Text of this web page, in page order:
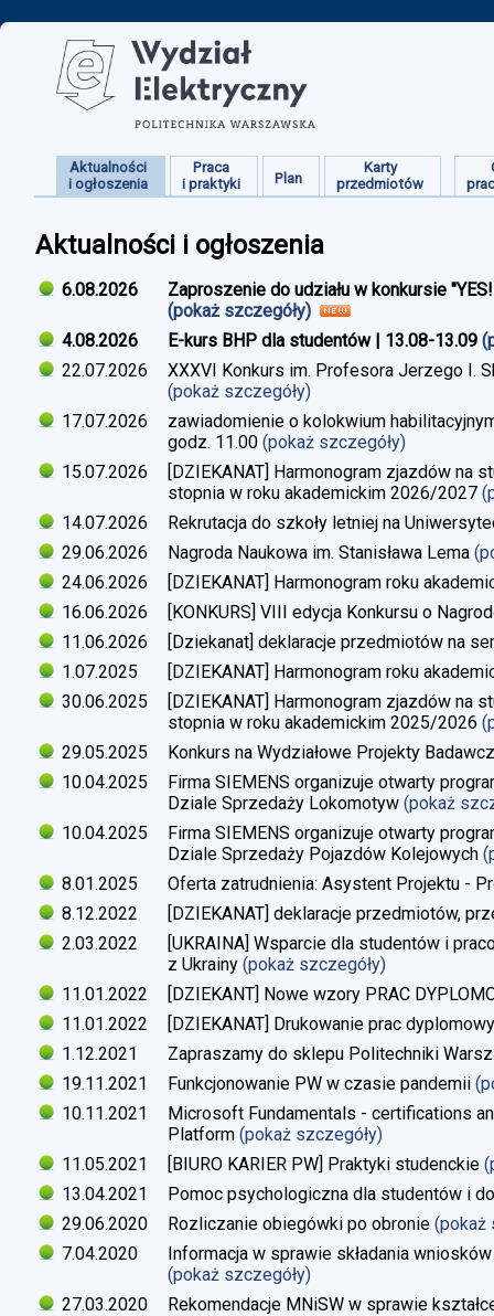
Aktualności
i ogłoszenia
Praca
i praktyki
Plan
Karty
przedmiotów
Aktualności i ogłoszenia
6.08.2026
Zaproszenie do udziału w konkursie
(pokaż szczegóły)
4.08.2026
E-kurs BHP dla studentów | 13.08-13.09
22.07.2026
XXXVI Konkurs im. Profesora Jerzego I.
(pokaż szczegóły)
17.07.2026
zawiadomienie o kolokwium
godz. 11.00 (pokaż szczegóły)
15.07.2026
[DZIEKANAT] Harmonogram zjazdów na
stopnia w roku akademickim 2026/2027
14.07.2026
Rekrutacja do szkoły letniej na
29.06.2026
Nagroda Naukowa im. Stanisława Lema
24.06.2026
[DZIEKANAT] Harmonogram roku
16.06.2026
[KONKURS] VIII edycja Konkursu o
11.06.2026
[Dziekanat] deklaracje przedmiotów na
1.07.2025
[DZIEKANAT] Harmonogram roku
30.06.2025
[DZIEKANAT] Harmonogram zjazdów na
stopnia w roku akademickim 2025/2026
29.05.2025
Konkurs na Wydziałowe Projekty
10.04.2025
Firma SIEMENS organizuje otwarty
Dziale Sprzedaży Lokomotyw (pokaż
10.04.2025
Firma SIEMENS organizuje otwarty
Dziale Sprzedaży Pojazdów Kolejowych
8.01.2025
Oferta zatrudnienia: Asystent Projektu -
8.12.2022
[DZIEKANAT] deklaracje przedmiotów,
2.03.2022
[UKRAINA] Wsparcie dla studentów i
z Ukrainy (pokaż szczegóły)
11.01.2022
[DZIEKANT] Nowe wzory PRAC
11.01.2022
[DZIEKANAT] Drukowanie prac
1.12.2021
Zapraszamy do sklepu Politechniki
19.11.2021
Funkcjonowanie PW w czasie pandemii
10.11.2021
Microsoft Fundamentals - certifications
Platform (pokaż szczegóły)
11.05.2021
[BIURO KARIER PW] Praktyki studenckie
13.04.2021
Pomoc psychologiczna dla studentów i
29.06.2020
Rozliczanie obiegówki po obronie (pokaż
7.04.2020
Informacja w sprawie składania
(pokaż szczegóły)
27.03.2020
Rekomendacje MNiSW w sprawie